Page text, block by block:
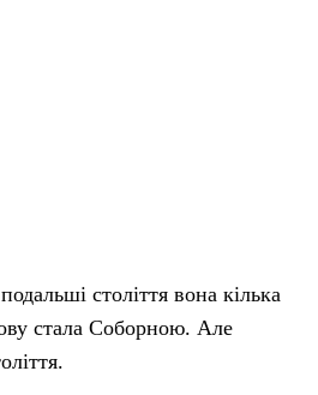
століття вона кілька
стала Соборною. Але